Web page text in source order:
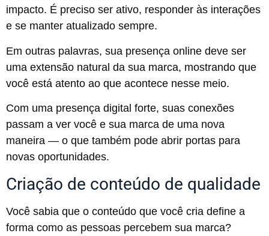
impacto. É preciso ser ativo, responder às interações
e se manter atualizado sempre.
Em outras palavras, sua presença online deve ser
uma extensão natural da sua marca, mostrando que
você está atento ao que acontece nesse meio.
Com uma presença digital forte, suas conexões
passam a ver você e sua marca de uma nova
maneira — o que também pode abrir portas para
novas oportunidades.
Criação de conteúdo de qualidade
Você sabia que o conteúdo que você cria define a
forma como as pessoas percebem sua marca?